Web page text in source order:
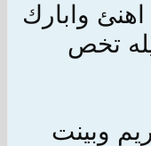
وابارك
تخص
وبينت